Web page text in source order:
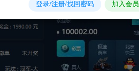
登录/注册/找回密码 加入会员